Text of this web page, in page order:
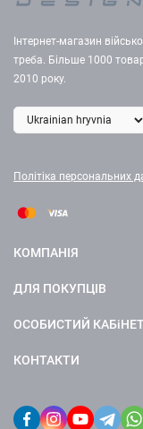
Інтернет-магазин
треба. Більше 1000
2010 року.
Політіка персональних
КОМПАНІЯ
ДЛЯ ПОКУПЦІВ
ОСОБИСТИЙ КАБіНЕТ
КОНТАКТИ